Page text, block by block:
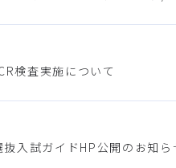
検査実施について
入試ガイドHP公開のお知ら